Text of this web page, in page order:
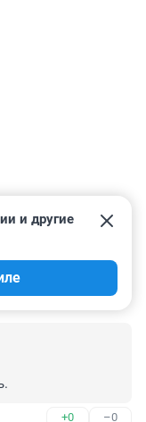
и другие
+0 –0